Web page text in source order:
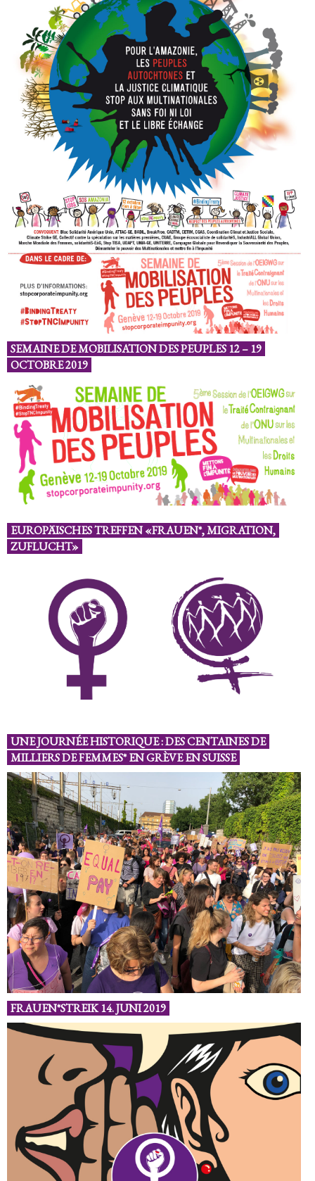
SEMAINE DE MOBILISATION DES PEUPLES 12 – 19
OCTOBRE 2019
EUROPÄISCHES TREFFEN «FRAUEN*, MIGRATION,
ZUFLUCHT»
UNE JOURNÉE HISTORIQUE : DES CENTAINES DE
MILLIERS DE FEMMES* EN GRÈVE EN SUISSE
FRAUEN*STREIK 14. JUNI 2019